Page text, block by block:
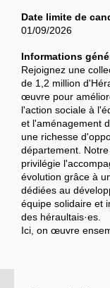
Date limite de
01/09/2026
Informations
Rejoignez une
de 1,2 million
œuvre pour
l'action sociale à
et l'aménagement
une richesse
département.
privilégie
évolution grâce à
dédiées au
équipe solidaire et
des héraultais·es.
Ici, on œuvre